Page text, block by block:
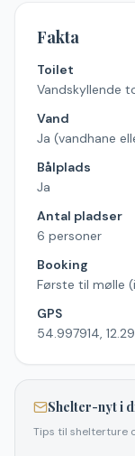
Fakta
Toilet
Vandskyllende
Vand
Ja (vandhane
Bålplads
Ja
Antal pladser
6 personer
Booking
Første til mølle
GPS
54.997914,
Shelter-nyt i
Tips til shelterture